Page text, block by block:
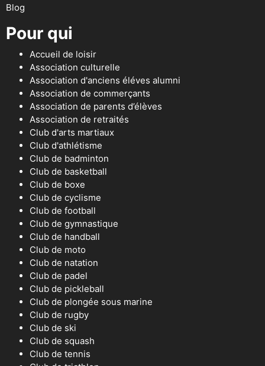
Blog
Pour qui
Accueil de loisir
Association culturelle
Association d'anciens éléves alumni
Association de commerçants
Association de parents d’élèves
Association de retraités
Club d'arts martiaux
Club d'athlétisme
Club de badminton
Club de basketball
Club de boxe
Club de cyclisme
Club de football
Club de gymnastique
Club de handball
Club de moto
Club de natation
Club de padel
Club de pickleball
Club de plongée sous marine
Club de rugby
Club de ski
Club de squash
Club de tennis